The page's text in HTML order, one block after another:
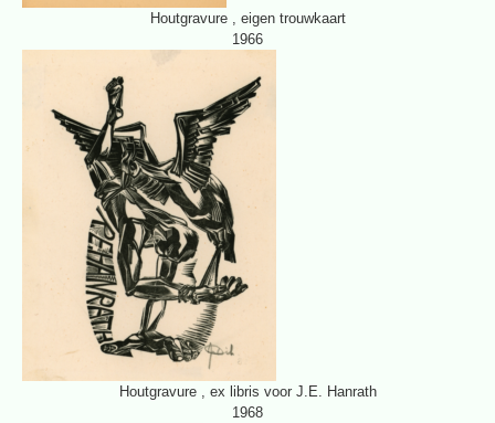
Houtgravure , eigen trouwkaart
1966
Houtgravure , ex libris voor J.E. Hanrath
1968